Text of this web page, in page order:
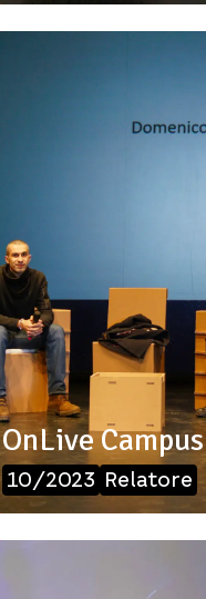
OnLive Campus
10/2023 Relatore